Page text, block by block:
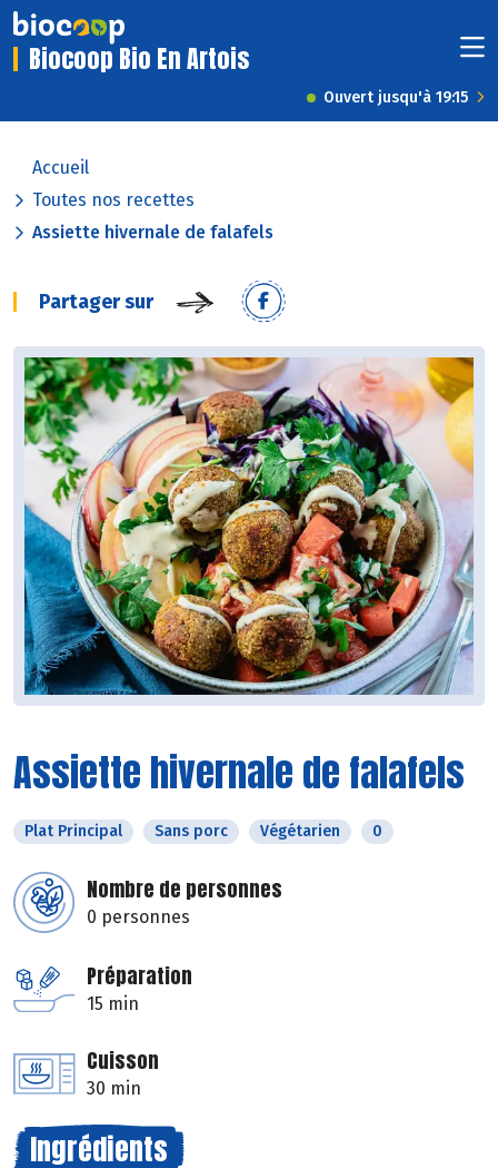
Biocoop Bio En Artois
Ouvert jusqu'à 19:15
Accueil
Toutes nos recettes
Assiette hivernale de falafels
Partager sur
Assiette hivernale de falafels
Plat Principal Sans porc Végétarien 0
Nombre de personnes
0 personnes
Préparation
15 min
Cuisson
30 min
Ingrédients